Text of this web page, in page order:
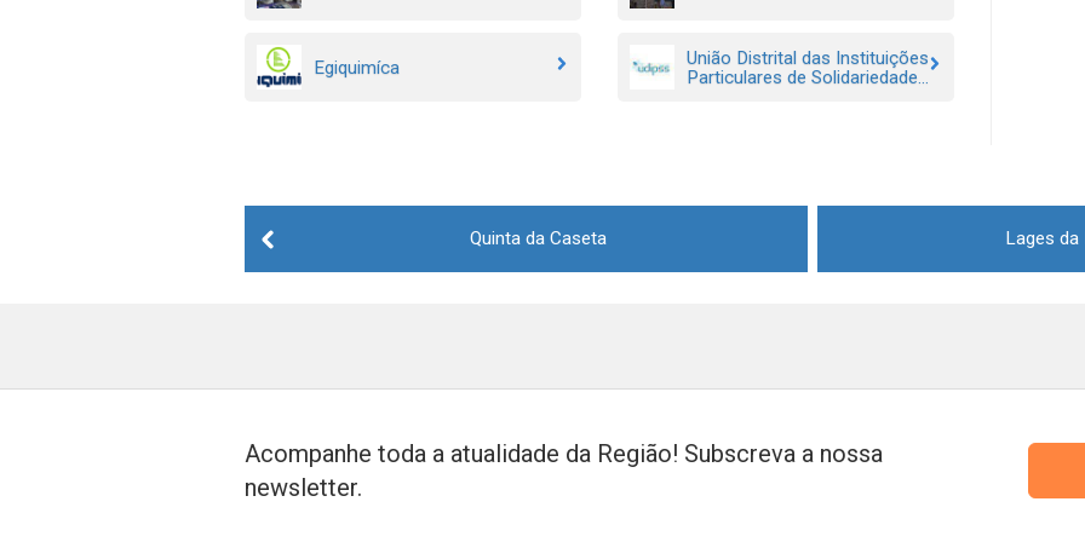
Egiquimíca
União Distrital das Instituições
Particulares de Solidariedade...
navigation
Quinta da Caseta Lages da
Acompanhe toda a atualidade da Região! Subscreva a nossa
newsletter.